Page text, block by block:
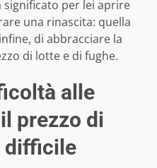
significato per lei aprire
una rinascita: quella
di abbracciare la
di lotte e di fughe.
alle
prezzo di
difficile